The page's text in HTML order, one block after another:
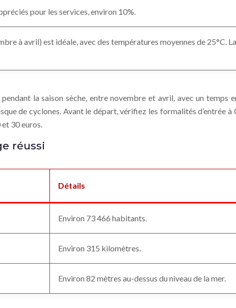
pour les services, environ 10%.
à avril) est idéale, avec des températures moyennes de 25°C.
la saison sèche, entre novembre et avril, avec un temps
de cyclones. Avant le départ, vérifiez les formalités d’entrée
30 euros.
réussi
Détails
Environ 73 466 habitants.
Environ 315 kilomètres.
Environ 82 mètres au-dessus du niveau de la mer.